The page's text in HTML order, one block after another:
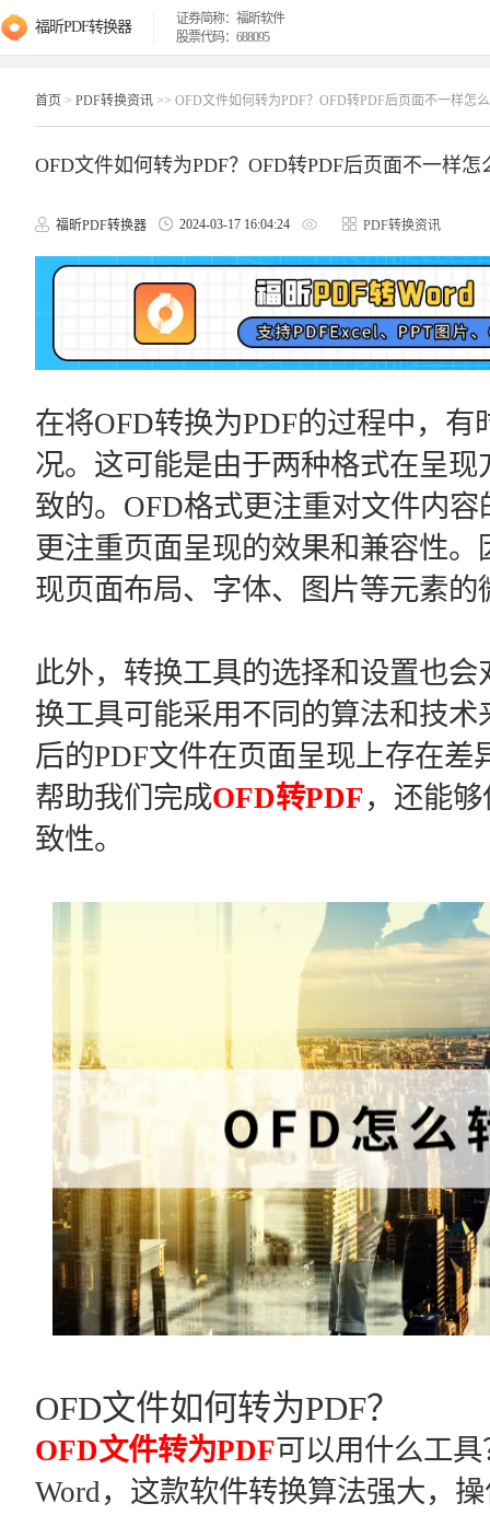
福昕PDF转换器
证券简称：福昕软件
股票代码：688095
首页 > PDF转换资讯 >> OFD文件如何转为PDF？OFD转PDF后页面不一样怎
OFD文件如何转为PDF？OFD转PDF后页面不一样怎
福昕PDF转换器 2024-03-17 16:04:24 PDF转换资讯
在将OFD转换为PDF的过程中，
况。这可能是由于两种格式在呈
致的。OFD格式更注重对文件内
更注重页面呈现的效果和兼容性
现页面布局、字体、图片等元素的
此外，转换工具的选择和设置也
换工具可能采用不同的算法和技
后的PDF文件在页面呈现上存在
帮助我们完成OFD转PDF，还能
致性。
OFD文件如何转为PDF？
OFD文件转为PDF可以用什么工
Word，这款软件转换算法强大，